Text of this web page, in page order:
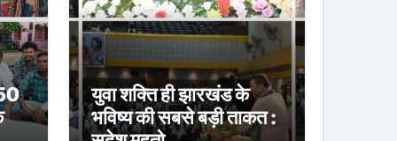
युवा शक्ति ही झारखंड के
भविष्य की सबसे बड़ी ताकत :